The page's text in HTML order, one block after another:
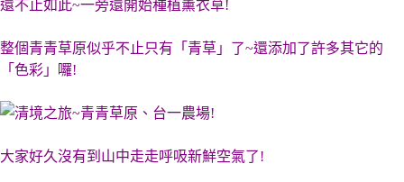
還不止如此~一旁還開始種植薰衣草!
整個青青草原似乎不止只有「青草」了~還添加了許多其它的
「色彩」囉!
大家好久沒有到山中走走呼吸新鮮空氣了!